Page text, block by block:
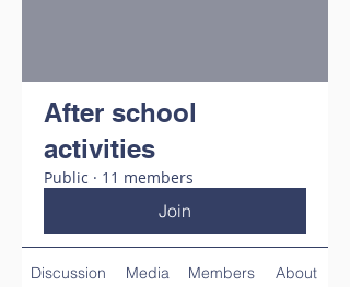
After school
activities
Public · 11 members
Join
Discussion Media Members About